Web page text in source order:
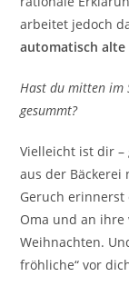
arbeitet jedoch
automatisch alte
Hast du mitten im
gesummt?
Vielleicht ist dir –
aus der Bäckerei
Geruch
Oma und an
Weihnachten.
fröhliche“ vor